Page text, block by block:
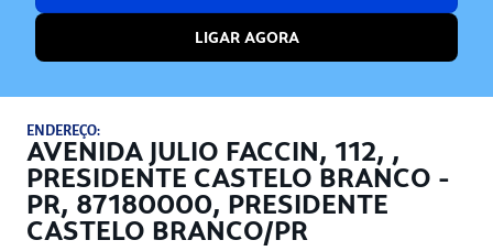
LIGAR AGORA
ENDEREÇO:
AVENIDA JULIO FACCIN, 112, ,
PRESIDENTE CASTELO BRANCO -
PR, 87180000, PRESIDENTE
CASTELO BRANCO/PR